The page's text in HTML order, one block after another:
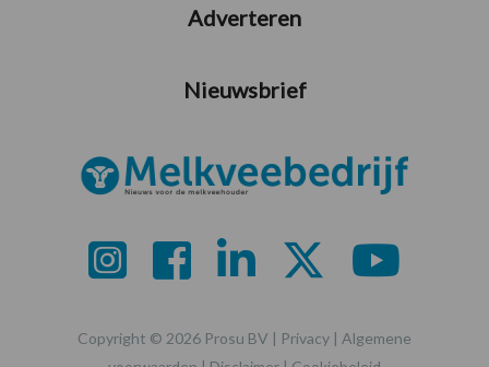
Adverteren
Nieuwsbrief
Copyright © 2026 Prosu BV | Privacy | Algemene